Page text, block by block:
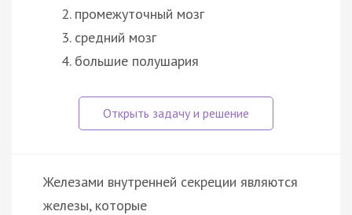
промежуточный мозг
средний мозг
большие полушария
Железами внутренней секреции являются
железы, которые